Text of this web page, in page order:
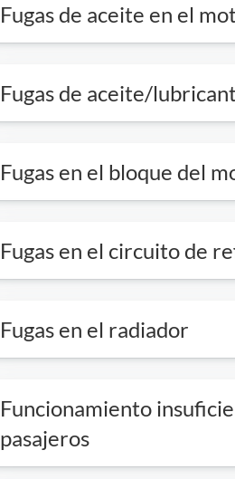
Fugas de aceite en el
Fugas de aceite/
Fugas en el bloque del
Fugas en el circuito de
Fugas en el radiador
Funcionamiento
pasajeros